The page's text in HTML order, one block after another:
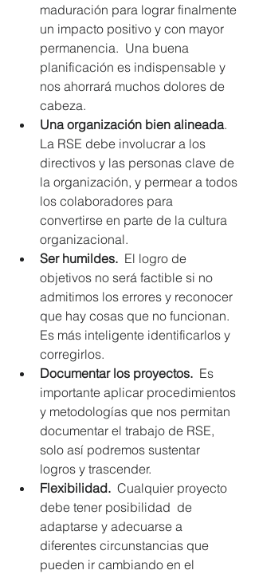
maduración para lograr finalmente
un impacto positivo y con mayor
permanencia.  Una buena
planificación es indispensable y
nos ahorrará muchos dolores de
cabeza.
Una organización bien alineada.
La RSE debe involucrar a los
directivos y las personas clave de
la organización, y permear a todos
los colaboradores para
convertirse en parte de la cultura
organizacional.
Ser humildes. El logro de
objetivos no será factible si no
admitimos los errores y reconocer
que hay cosas que no funcionan.
Es más inteligente identificarlos y
corregirlos.
Documentar los proyectos.
  Es
importante aplicar procedimientos
y metodologías que nos permitan
documentar el trabajo de RSE,
solo así podremos sustentar
logros y trascender.
Flexibilidad.
  Cualquier proyecto
debe tener posibilidad  de
adaptarse y adecuarse a
diferentes circunstancias que
pueden ir cambiando en el